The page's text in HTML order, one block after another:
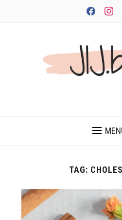
facebook
TAG: